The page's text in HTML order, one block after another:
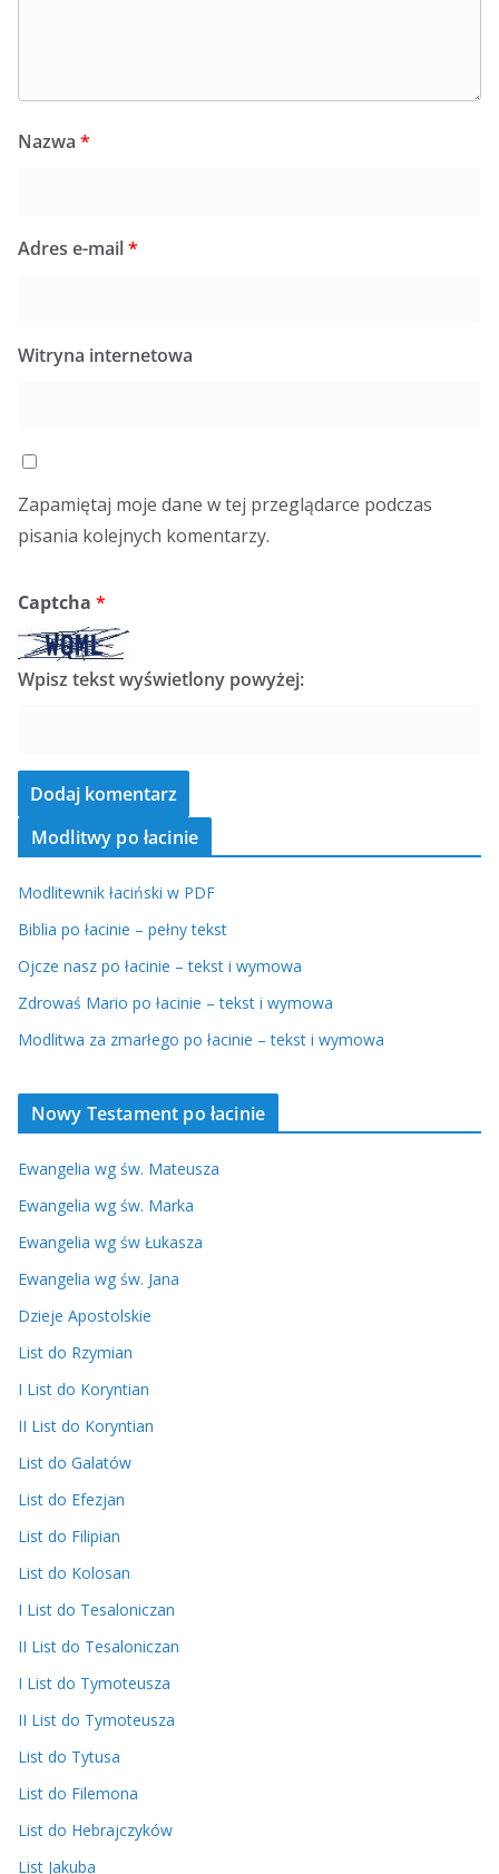
Nazwa *
Adres e-mail*
Witryna internetowa
Zapamiętaj moje dane w tej przeglądarce podczas
pisania kolejnych komentarzy.
Captcha *
Wpisz tekst wyświetlony powyżej:
Modlitwy po łacinie
Modlitewnik łaciński w PDF
Biblia po łacinie – pełny tekst
Ojcze nasz po łacinie – tekst i wymowa
Zdrowaś Mario po łacinie – tekst i wymowa
Modlitwa za zmarłego po łacinie – tekst i wymowa
Nowy Testament po łacinie
Ewangelia wg św. Mateusza
Ewangelia wg św. Marka
Ewangelia wg św Łukasza
Ewangelia wg św. Jana
Dzieje Apostolskie
List do Rzymian
I List do Koryntian
II List do Koryntian
List do Galatów
List do Efezjan
List do Filipian
List do Kolosan
I List do Tesaloniczan
II List do Tesaloniczan
I List do Tymoteusza
II List do Tymoteusza
List do Tytusa
List do Filemona
List do Hebrajczyków
List Jakuba